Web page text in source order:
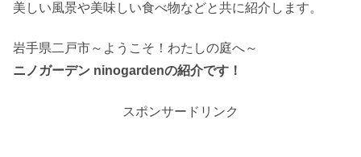
美しい風景や美味しい食べ物などと共に紹介します。
岩手県二戸市～ようこそ！わたしの庭へ～
ニノガーデン ninogardenの紹介です！
スポンサードリンク